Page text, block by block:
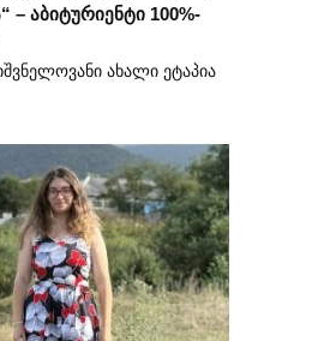
– აბიტურიენტი 100%-
ახალი ეტაპია